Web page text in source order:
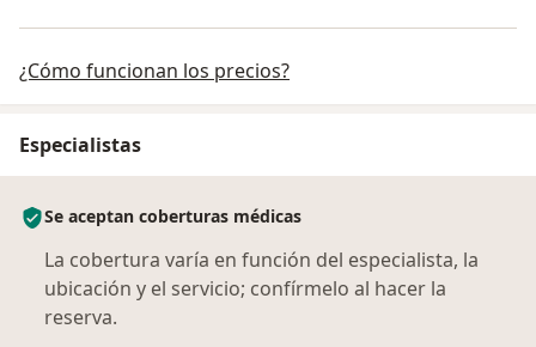
¿Cómo funcionan los precios?
Especialistas
Se aceptan coberturas médicas
La cobertura varía en función del especialista, la
ubicación y el servicio; confírmelo al hacer la
reserva.